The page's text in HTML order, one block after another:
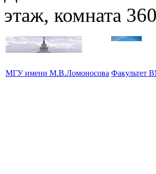
этаж, комната
МГУ имени М.В.Ломоносова Факультет